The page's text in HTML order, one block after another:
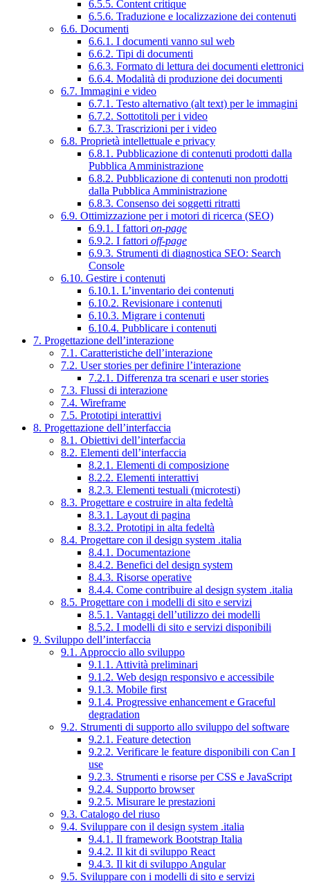
6.5.5. Content critique
6.5.6. Traduzione e localizzazione dei contenuti
6.6. Documenti
6.6.1. I documenti vanno sul web
6.6.2. Tipi di documenti
6.6.3. Formato di lettura dei documenti elettronici
6.6.4. Modalità di produzione dei documenti
6.7. Immagini e video
6.7.1. Testo alternativo (alt text) per le immagini
6.7.2. Sottotitoli per i video
6.7.3. Trascrizioni per i video
6.8. Proprietà intellettuale e privacy
6.8.1. Pubblicazione di contenuti prodotti dalla
Pubblica Amministrazione
6.8.2. Pubblicazione di contenuti non prodotti
dalla Pubblica Amministrazione
6.8.3. Consenso dei soggetti ritratti
6.9. Ottimizzazione per i motori di ricerca (SEO)
6.9.1. I fattori on-page
6.9.2. I fattori off-page
6.9.3. Strumenti di diagnostica SEO: Search
Console
6.10. Gestire i contenuti
6.10.1. L’inventario dei contenuti
6.10.2. Revisionare i contenuti
6.10.3. Migrare i contenuti
6.10.4. Pubblicare i contenuti
7. Progettazione dell’interazione
7.1. Caratteristiche dell’interazione
7.2. User stories per definire l’interazione
7.2.1. Differenza tra scenari e user stories
7.3. Flussi di interazione
7.4. Wireframe
7.5. Prototipi interattivi
8. Progettazione dell’interfaccia
8.1. Obiettivi dell’interfaccia
8.2. Elementi dell’interfaccia
8.2.1. Elementi di composizione
8.2.2. Elementi interattivi
8.2.3. Elementi testuali (microtesti)
8.3. Progettare e costruire in alta fedeltà
8.3.1. Layout di pagina
8.3.2. Prototipi in alta fedeltà
8.4. Progettare con il design system .italia
8.4.1. Documentazione
8.4.2. Benefici del design system
8.4.3. Risorse operative
8.4.4. Come contribuire al design system .italia
8.5. Progettare con i modelli di sito e servizi
8.5.1. Vantaggi dell’utilizzo dei modelli
8.5.2. I modelli di sito e servizi disponibili
9. Sviluppo dell’interfaccia
9.1. Approccio allo sviluppo
9.1.1. Attività preliminari
9.1.2. Web design responsivo e accessibile
9.1.3. Mobile first
9.1.4. Progressive enhancement e Graceful
degradation
9.2. Strumenti di supporto allo sviluppo del software
9.2.1. Feature detection
9.2.2. Verificare le feature disponibili con Can I
use
9.2.3. Strumenti e risorse per CSS e JavaScript
9.2.4. Supporto browser
9.2.5. Misurare le prestazioni
9.3. Catalogo del riuso
9.4. Sviluppare con il design system .italia
9.4.1. Il framework Bootstrap Italia
9.4.2. Il kit di sviluppo React
9.4.3. Il kit di sviluppo Angular
9.5. Sviluppare con i modelli di sito e servizi